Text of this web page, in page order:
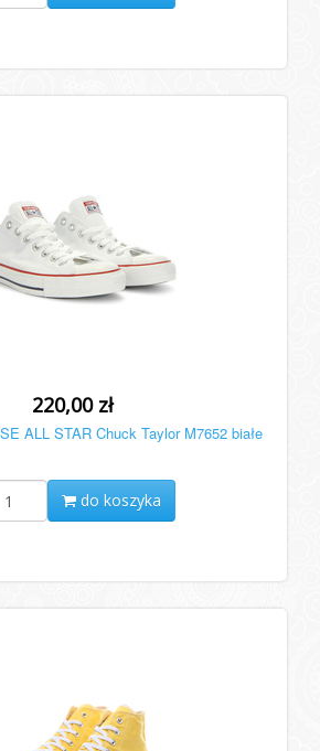
220,00 zł
ALL STAR Chuck Taylor M7652 białe
do koszyka